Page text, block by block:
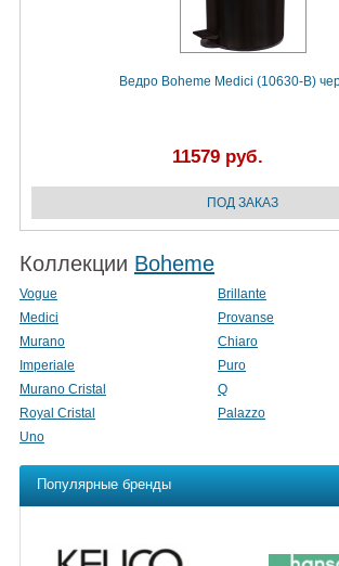
Ведро Boheme Medici (10630-B)
11579 руб.
Коллекции Boheme
Vogue
Brillante
Medici
Provanse
Murano
Chiaro
Imperiale
Puro
Murano Cristal
Q
Royal Cristal
Palazzo
Uno
Популярные бренды